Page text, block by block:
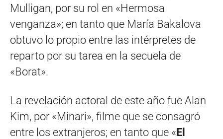
Mulligan, por su rol en «Hermosa
venganza»; en tanto que María Bakalova
obtuvo lo propio entre las intérpretes de
reparto por su tarea en la secuela de
«Borat».
La revelación actoral de este año fue Alan
Kim, por «Minari», filme que se consagró
entre los extranjeros; en tanto que «El